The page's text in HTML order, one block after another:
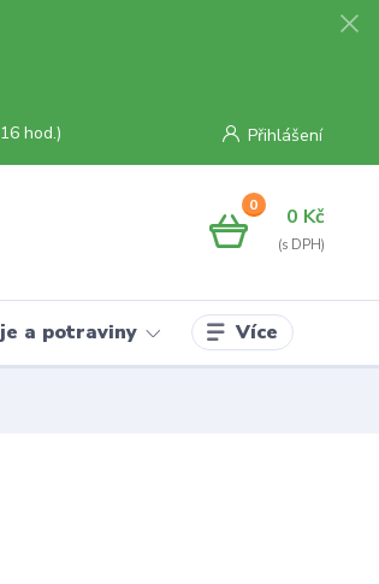
Přihlášení
hod.)
0 0 Kč
a potraviny Více